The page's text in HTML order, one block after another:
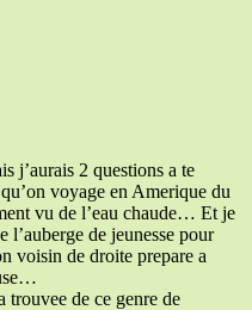
j’aurais 2 questions a te
voyage en Amerique du
vu de l’eau chaude… Et je
l’auberge de jeunesse pour
voisin de droite prepare a
trouvee de ce genre de